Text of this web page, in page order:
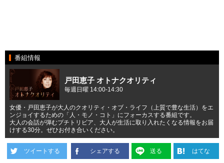
番組情報
戸田恵子 オトナクオリティ
毎週日曜 14:00-14:30
女優・戸田恵子が大人のクオリティ・オブ・ライフ（上質で豊な生活）をエ
ンジョイするための「人・モノ・コト」にフォーカスする番組です。
大人の会話が弾むプチトリビア、大人が生活に取り入れたくなる情報をお届
けする30分。ぜひお付き合いください。
ツイートする シェアする 送る はてな